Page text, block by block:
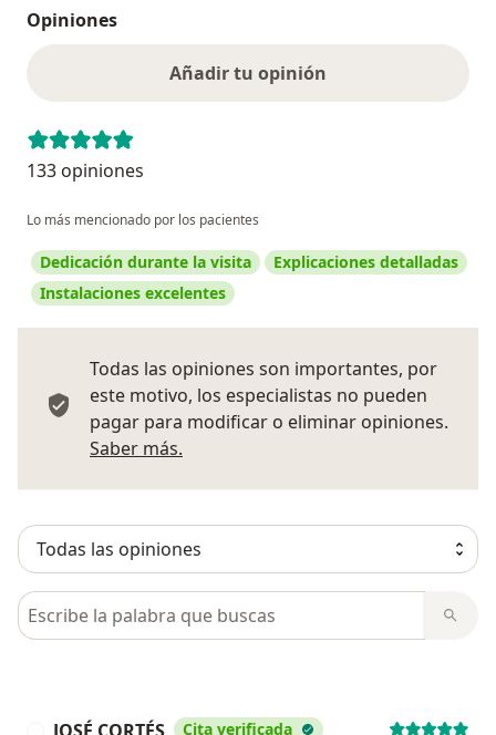
Opiniones
Añadir tu opinión
133 opiniones
Lo más mencionado por los pacientes
Dedicación durante la visita
Explicaciones detalladas
Instalaciones excelentes
Todas las opiniones son importantes, por
este motivo, los especialistas no pueden
pagar para modificar o eliminar opiniones.
Saber más.
Busca en opiniones
Cita verificada